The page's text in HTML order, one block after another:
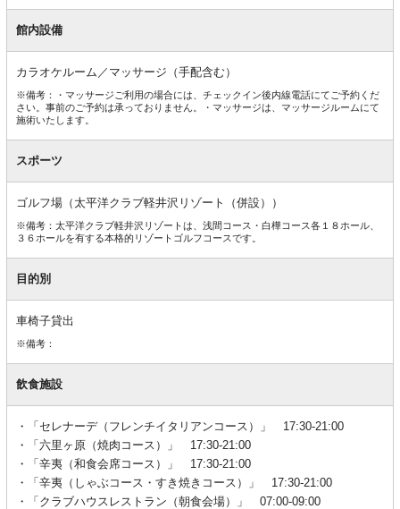
館内設備
カラオケルーム／マッサージ（手配含む）
※備考：・マッサージご利用の場合には、チェックイン後内線電話にてご予約くだ
さい。事前のご予約は承っておりません。・マッサージは、マッサージルームにて
施術いたします。
スポーツ
ゴルフ場（太平洋クラブ軽井沢リゾート（併設））
※備考：太平洋クラブ軽井沢リゾートは、浅間コース・白樺コース各１８ホール、
３６ホールを有する本格的リゾートゴルフコースです。
目的別
車椅子貸出
※備考：
飲食施設
「セレナーデ（フレンチイタリアンコース）」 17:30-21:00
「六里ヶ原（焼肉コース）」 17:30-21:00
「辛夷（和食会席コース）」 17:30-21:00
「辛夷（しゃぶコース・すき焼きコース）」 17:30-21:00
「クラブハウスレストラン（朝食会場）」 07:00-09:00